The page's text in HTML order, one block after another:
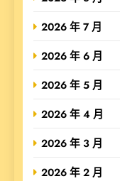
2026 年 7 月
2026 年 6 月
2026 年 5 月
2026 年 4 月
2026 年 3 月
2026 年 2 月